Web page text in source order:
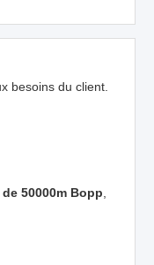
besoins du client.
50000m Bopp